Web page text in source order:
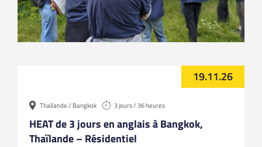
19.11.26
Thaïlande / Bangkok 3 jours / 36 heures
HEAT de 3 jours en anglais à Bangkok,
Thaïlande – Résidentiel